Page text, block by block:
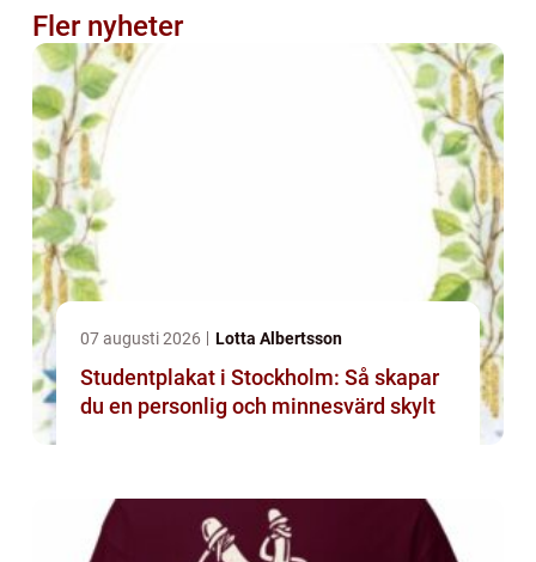
Fler nyheter
07 augusti 2026 Lotta Albertsson
Studentplakat i Stockholm: Så skapar
du en personlig och minnesvärd skylt